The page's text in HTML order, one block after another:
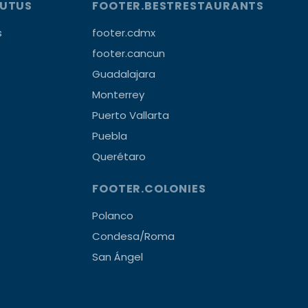
FOOTER.BESTRESTAURANTS
footer.cdmx
footer.cancun
Guadalajara
Monterrey
Puerto Vallarta
Puebla
Querétaro
FOOTER.COLONIES
Polanco
Condesa/Roma
San Ángel